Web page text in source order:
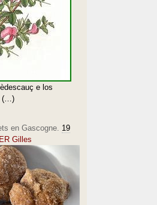
e los
(…)
en Gascogne. 19
Gilles